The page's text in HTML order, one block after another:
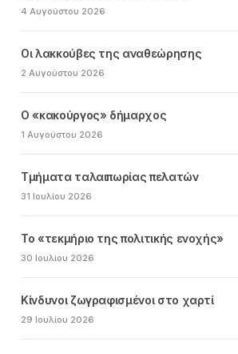
4 Αυγούστου 2026
Οι λακκούβες της αναθεώρησης
2 Αυγούστου 2026
Ο «κακούργος» δήμαρχος
1 Αυγούστου 2026
Τμήματα ταλαιπωρίας πελατών
31 Ιουλίου 2026
Το «τεκμήριο της πολιτικής ενοχής»
30 Ιουλίου 2026
Κίνδυνοι ζωγραφισμένοι στο χαρτί
29 Ιουλίου 2026